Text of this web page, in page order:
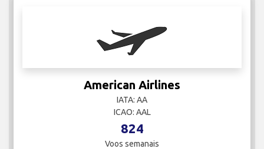
American Airlines
IATA: AA
ICAO: AAL
824
Voos semanais